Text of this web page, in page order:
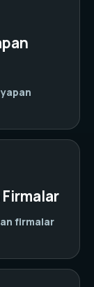
Firmalar
firmalar